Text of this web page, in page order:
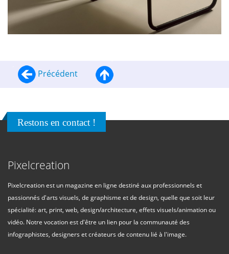
Précédent
Restons en contact !
Pixelcreation
Pixelcreation est un magazine en ligne destiné aux professionnels et
passionnés d'arts visuels, de graphisme et de design, quelle que soit leur
spécialité: art, print, web, design/architecture, effets visuels/animation ou
vidéo. Notre vocation est d'être un lien pour la communauté des
infographistes, designers et créateurs de contenu lié à l'image.